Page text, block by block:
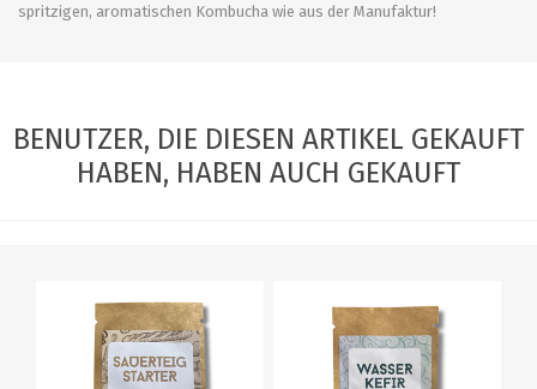
spritzigen, aromatischen Kombucha wie aus der Manufaktur!
BENUTZER, DIE DIESEN ARTIKEL GEKAUFT
HABEN, HABEN AUCH GEKAUFT